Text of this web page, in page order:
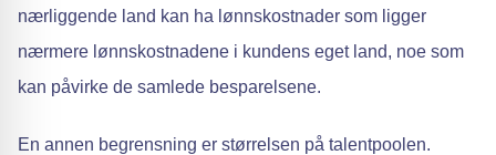
nærliggende land kan ha lønnskostnader som ligger
nærmere lønnskostnadene i kundens eget land, noe som
kan påvirke de samlede besparelsene.
En annen begrensning er størrelsen på talentpoolen.